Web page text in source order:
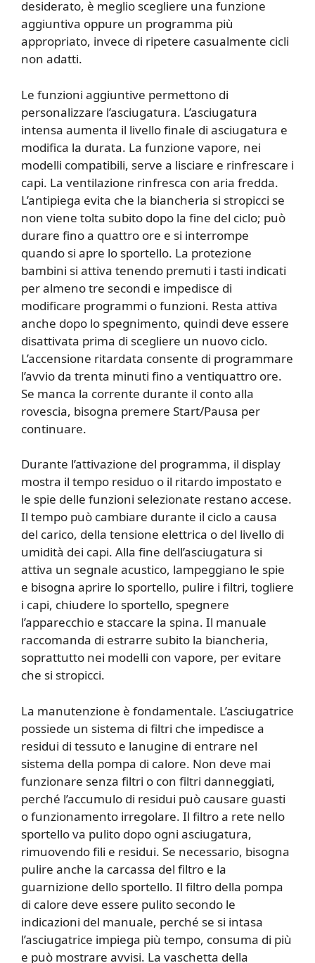
desiderato, è meglio scegliere una funzione
aggiuntiva oppure un programma più
appropriato, invece di ripetere casualmente cicli
non adatti.
Le funzioni aggiuntive permettono di
personalizzare l’asciugatura. L’asciugatura
intensa aumenta il livello finale di asciugatura e
modifica la durata. La funzione vapore, nei
modelli compatibili, serve a lisciare e rinfrescare i
capi. La ventilazione rinfresca con aria fredda.
L’antipiega evita che la biancheria si stropicci se
non viene tolta subito dopo la fine del ciclo; può
durare fino a quattro ore e si interrompe
quando si apre lo sportello. La protezione
bambini si attiva tenendo premuti i tasti indicati
per almeno tre secondi e impedisce di
modificare programmi o funzioni. Resta attiva
anche dopo lo spegnimento, quindi deve essere
disattivata prima di scegliere un nuovo ciclo.
L’accensione ritardata consente di programmare
l’avvio da trenta minuti fino a ventiquattro ore.
Se manca la corrente durante il conto alla
rovescia, bisogna premere Start/Pausa per
continuare.
Durante l’attivazione del programma, il display
mostra il tempo residuo o il ritardo impostato e
le spie delle funzioni selezionate restano accese.
Il tempo può cambiare durante il ciclo a causa
del carico, della tensione elettrica o del livello di
umidità dei capi. Alla fine dell’asciugatura si
attiva un segnale acustico, lampeggiano le spie
e bisogna aprire lo sportello, pulire i filtri, togliere
i capi, chiudere lo sportello, spegnere
l’apparecchio e staccare la spina. Il manuale
raccomanda di estrarre subito la biancheria,
soprattutto nei modelli con vapore, per evitare
che si stropicci.
La manutenzione è fondamentale. L’asciugatrice
possiede un sistema di filtri che impedisce a
residui di tessuto e lanugine di entrare nel
sistema della pompa di calore. Non deve mai
funzionare senza filtri o con filtri danneggiati,
perché l’accumulo di residui può causare guasti
o funzionamento irregolare. Il filtro a rete nello
sportello va pulito dopo ogni asciugatura,
rimuovendo fili e residui. Se necessario, bisogna
pulire anche la carcassa del filtro e la
guarnizione dello sportello. Il filtro della pompa
di calore deve essere pulito secondo le
indicazioni del manuale, perché se si intasa
l’asciugatrice impiega più tempo, consuma di più
e può mostrare avvisi. La vaschetta della